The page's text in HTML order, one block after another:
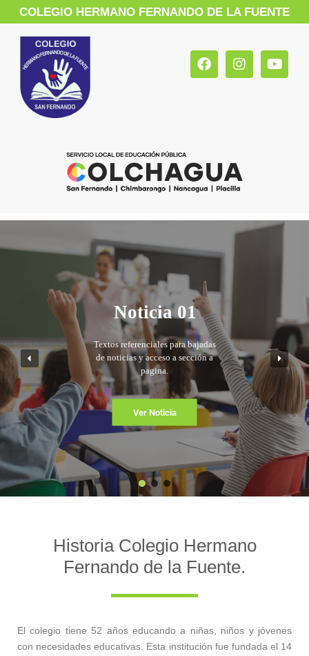
COLEGIO HERMANO FERNANDO DE LA FUENTE
Textos referenciales para bajadas
de noticias y acceso a sección a
pagina.
Ver Noticia
Noticia 01
Historia Colegio Hermano
Fernando de la Fuente.
El colegio tiene 52 años educando a niñas, niños y jóvenes
con necesidades educativas. Esta institución fue fundada el 14